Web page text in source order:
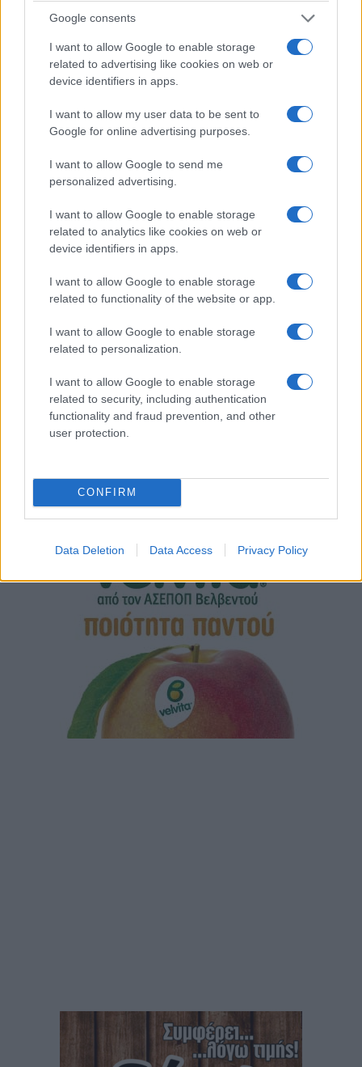
Google consents
I want to allow Google to enable storage
related to advertising like cookies on web or
device identifiers in apps.
I want to allow my user data to be sent to
Google for online advertising purposes.
I want to allow Google to send me
personalized advertising.
I want to allow Google to enable storage
related to analytics like cookies on web or
device identifiers in apps.
I want to allow Google to enable storage
related to functionality of the website or app.
I want to allow Google to enable storage
related to personalization.
I want to allow Google to enable storage
related to security, including authentication
functionality and fraud prevention, and other
user protection.
CONFIRM
Data Deletion Data Access Privacy Policy